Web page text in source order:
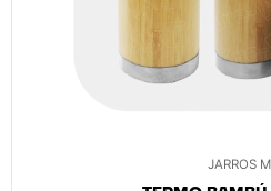
JARROS